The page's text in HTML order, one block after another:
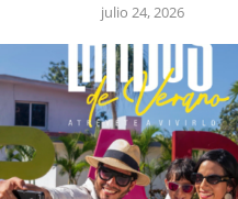
julio 24, 2026